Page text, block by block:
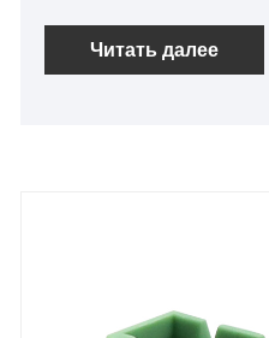
стандартизированных
электрическим
оборудовании
Читать далее